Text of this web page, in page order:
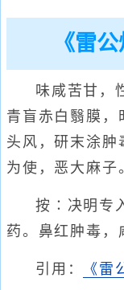
《雷
味咸苦甘，
青盲赤白翳膜，
头风，研末涂肿
为使，恶大麻子
按∶决明专
药。鼻红肿毒，
引用： 《雷